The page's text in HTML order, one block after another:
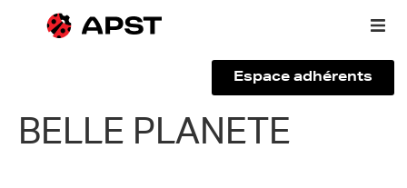
Qui sommes-nous ?
Espace adhérents
BELLE PLANETE